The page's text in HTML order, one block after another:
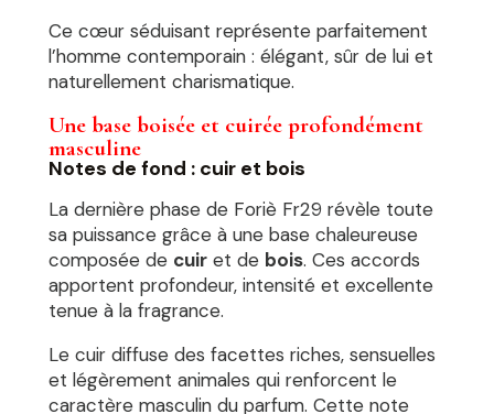
Ce cœur séduisant représente parfaitement
l’homme contemporain : élégant, sûr de lui et
naturellement charismatique.
Une base boisée et cuirée profondément
masculine
Notes de fond : cuir et bois
La dernière phase de Foriè Fr29 révèle toute
sa puissance grâce à une base chaleureuse
composée de cuir et de bois. Ces accords
apportent profondeur, intensité et excellente
tenue à la fragrance.
Le cuir diffuse des facettes riches, sensuelles
et légèrement animales qui renforcent le
caractère masculin du parfum. Cette note